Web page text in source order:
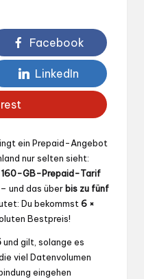
Facebook
LinkedIn
ein Prepaid-Angebot
nur selten sieht:
160-GB-Prepaid-Tarif
und das überbis zu fünf
Du bekommst 6 ×
Bestpreis!
und gilt, solange es
viel Datenvolumen
eingehen